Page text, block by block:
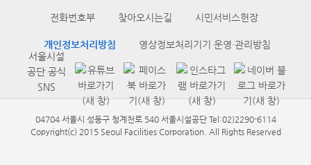
전화번호부 찾아오시는길 시민서비스헌장
개인정보처리방침
영상정보처리기기 운영·관리방침
서울시설
공단 공식
SNS
04704 서울시 성동구 청계천로 540 서울시설공단 Tel:02)2290-6114
Copyright(c) 2015 Seoul Facilities Corporation. All Rights Reserved